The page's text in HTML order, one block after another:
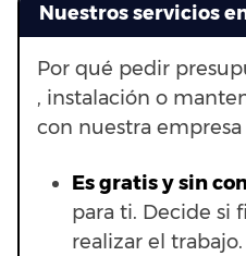
Nuestros servicios
Por qué pedir
, instalación o
con nuestra empresa
Es gratis y sin
para ti. Decide si
realizar el trabajo.